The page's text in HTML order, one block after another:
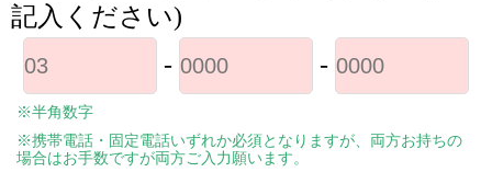
記入ください)
-
-
※半角数字
※携帯電話・固定電話いずれか必須となりますが、両方お持ちの
場合はお手数ですが両方ご入力願います。